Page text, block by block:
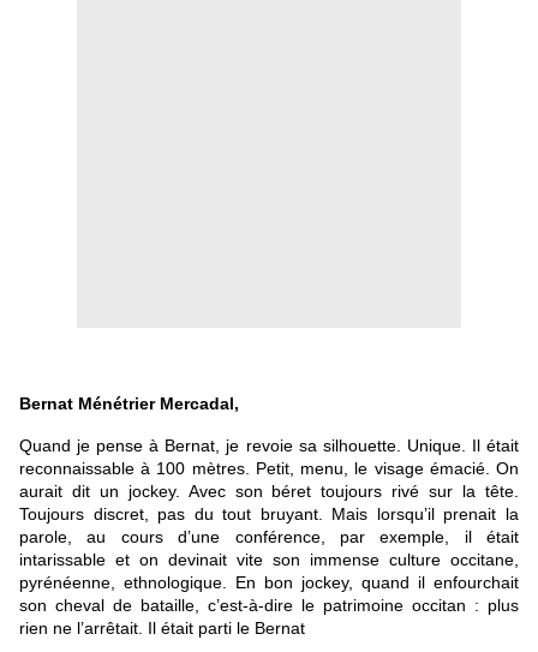
Bernat Ménétrier Mercadal,
Quand je pense à Bernat, je revoie sa silhouette. Unique. Il était
reconnaissable à 100 mètres. Petit, menu, le visage émacié. On
aurait dit un jockey. Avec son béret toujours rivé sur la tête.
Toujours discret, pas du tout bruyant. Mais lorsqu’il prenait la
parole, au cours d’une conférence, par exemple, il était
intarissable et on devinait vite son immense culture occitane,
pyrénéenne, ethnologique. En bon jockey, quand il enfourchait
son cheval de bataille, c’est-à-dire le patrimoine occitan : plus
rien ne l’arrêtait. Il était parti le Bernat